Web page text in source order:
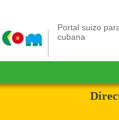
Portal suizo
cubana